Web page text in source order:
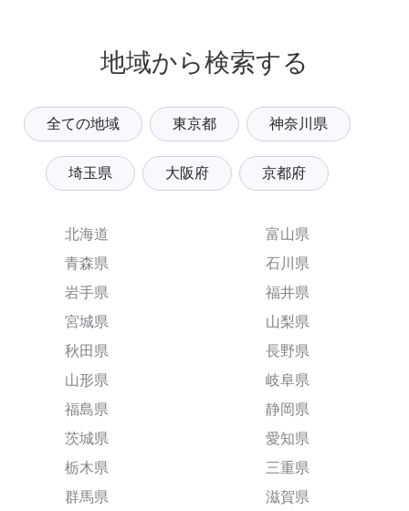
地域から検索する
全ての地域 東京都 神奈川県
埼玉県 大阪府 京都府
北海道
青森県
岩手県
宮城県
秋田県
山形県
福島県
茨城県
栃木県
群馬県
富山県
石川県
福井県
山梨県
長野県
岐阜県
静岡県
愛知県
三重県
滋賀県